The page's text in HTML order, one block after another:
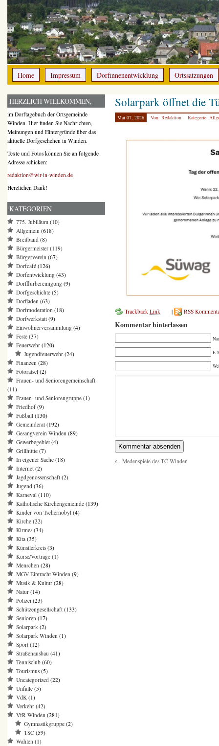
Home Impressum Dorfinnenentwicklung Ortssatzungen
Solarpark öffnet die
Mai 07, 2026 Von: Redaktion Kategorie:
Trackback Link | RSS
Kommentar hinterlassen
E-
← Medenspiele des TC Winden
HERZLICH WILLKOMMEN,
im Dorftagebuch der Ortsgemeinde
Winden. Hier finden Sie Nachrichten,
Meinungen und Hintergründe über das
aktuelle Dorfgeschehen in Winden.
Texte und Fotos können Sie an folgende
Adresse schicken:
redaktion@wir-in-winden.de
Herzlichen Dank!
KATEGORIEN
775. Jubiläum (10)
Allgemein (618)
Breitband (8)
Bürgermeister (119)
Bürgerverein (67)
Dorfcafé (126)
Dorfentwicklung (43)
Dorfflurbereinigung (9)
Dorfgeschichte (5)
Dorfladen (63)
Dorfmoderation (18)
Dorfwerkstatt (9)
Einwohnerversammlung (4)
Feste (37)
Feuerwehr (120)
Jugendfeuerwehr (24)
Finanzen (28)
Fotorätsel (2)
Frauen- und Seniorengemeinschaft
(11)
Frauen- und Seniorengruppe (1)
Friedhof(9)
Fußball (130)
Gemeinderat (192)
Gesangverein Winden (89)
Gewerbegebiet (4)
Grillhütte (7)
In eigener Sache (18)
Internet (2)
Jagdgenossenschaft (2)
Jugend (36)
Karneval (110)
Katholische Kirchengemeinde (139)
Kinder von Tschernobyl (4)
Kirche (22)
Kirmes (34)
Kita (35)
Künstlerkreis (3)
Kurse/Vorträge (1)
Menschen (28)
MGV Eintracht Winden (9)
Musik & Kultur (28)
Natur (14)
Polizei (23)
Schützengesellschaft (133)
Senioren (17)
Solarpark (2)
Solarpark Winden (1)
Sport (12)
Straßenausbau (41)
Tennisclub (60)
Tourismus (5)
Uncategorized (22)
Unfälle (5)
VdK (1)
Verkehr (42)
VfR Winden (281)
Gymnastikgruppe (2)
TSC (59)
Wahlen (1)